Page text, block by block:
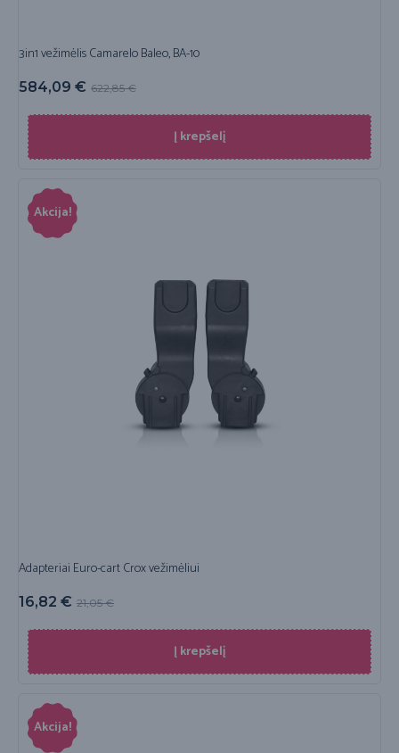
3in1 vežimėlis Camarelo Baleo, BA-10
622,85€
584,09 €
Į krepšelį
Akcija!
Adapteriai Euro-cart Crox vežimėliui
21,05€
16,82 €
Į krepšelį
Akcija!